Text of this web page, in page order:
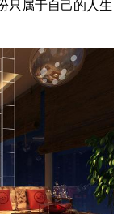
只属于自己的人生